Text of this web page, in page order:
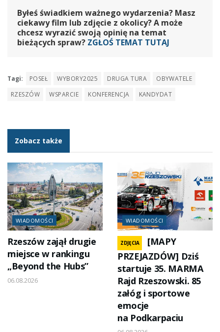
Byłeś świadkiem ważnego wydarzenia? Masz
ciekawy film lub zdjęcie z okolicy? A może
chcesz wyrazić swoją opinię na temat
bieżących spraw? ZGŁOŚ TEMAT TUTAJ
Tagi: POSEŁ WYBORY2025 DRUGA TURA
OBYWATELE
RZESZÓW
WSPARCIE KONFERENCJA KANDYDAT
Zobacz także
WIADOMOŚCI
Rzeszów zajął drugie
miejsce w rankingu
„Beyond the Hubs”
06.08.2026
WIADOMOŚCI
ZDJĘCIA
[MAPY
PRZEJAZDÓW] Dziś
startuje 35. MARMA
Rajd Rzeszowski. 85
załóg i sportowe
emocje
na Podkarpaciu